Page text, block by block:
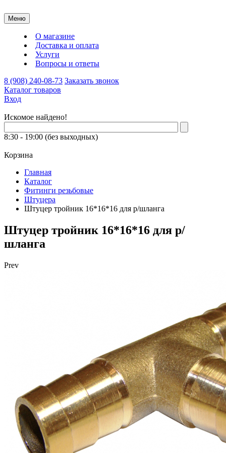
Меню
О магазине
Доставка и оплата
Услуги
Вопросы и ответы
8 (908) 240-08-73 Заказать звонок
Каталог товаров
Вход
Искомое найдено!
8:30 - 19:00 (без выходных)
Корзина
Главная
Каталог
Фитинги резьбовые
Штуцера
Штуцер тройник 16*16*16 для р/шланга
Штуцер тройник 16*16*16 для р/
шланга
Prev